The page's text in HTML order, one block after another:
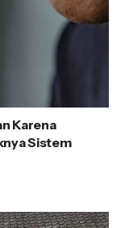
Karena
Sistem